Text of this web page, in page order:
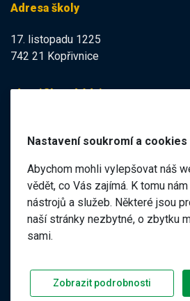
Adresa školy
17. listopadu 1225
742 21 Kopřivnice
Identifikační údaje
IČO:47998121
Elektronická podatelna
ID datové schránky:
98pgf7m
2026 ZŠ a MŠ 17. listopadu,
Prohlášení o přístupnosti
Nastavení soukromí a cookies
Abychom mohli vylepšovat náš
vědět, co Vás zajímá. K tomu
nástrojů a služeb. Některé jsou
naší stránky nezbytné, o zbytku
sami.
Zobrazit podrobnosti